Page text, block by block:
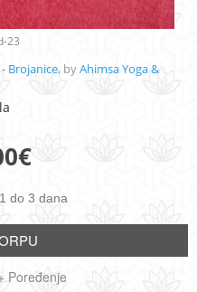
23
Brojanice, byAhimsa Yoga &
€
do 3 dana
Poređenje